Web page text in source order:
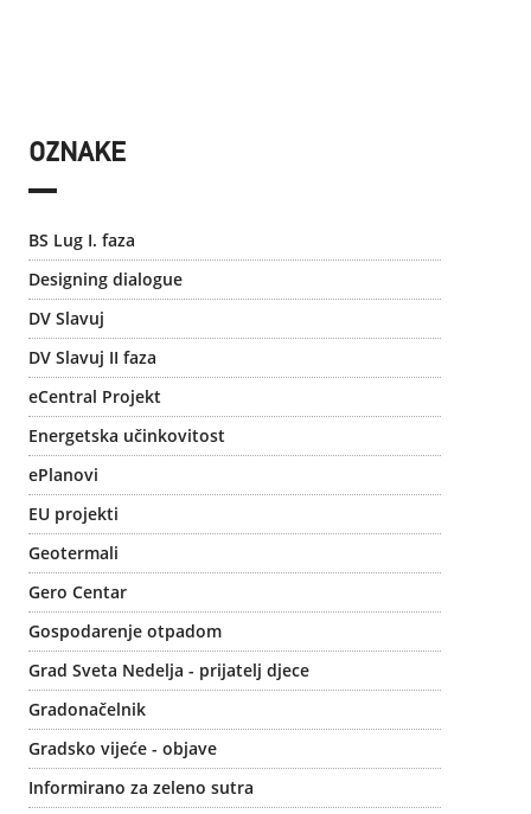
OZNAKE
BS Lug I. faza
Designing dialogue
DV Slavuj
DV Slavuj II faza
eCentral Projekt
Energetska učinkovitost
ePlanovi
EU projekti
Geotermali
Gero Centar
Gospodarenje otpadom
Grad Sveta Nedelja - prijatelj djece
Gradonačelnik
Gradsko vijeće - objave
Informirano za zeleno sutra